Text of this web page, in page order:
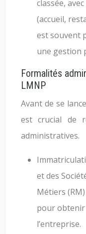
classée,
(accueil,
est souvent
une gestion
Formalités
LMNP
Avant de se
est crucial de
administratives.
et des
Métiers
pour obtenir
l’entreprise.